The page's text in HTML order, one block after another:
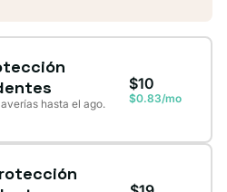
hasta el ago.
$10
$0.83/mo